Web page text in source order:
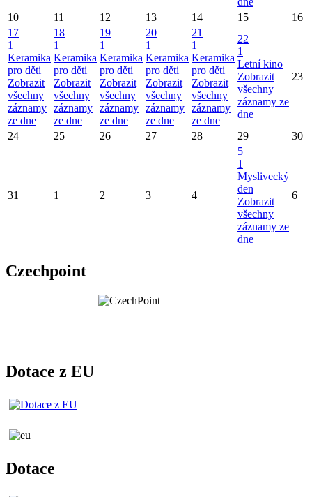
10
11 12 13 14 15
16
17
1
Keramika
pro děti
Zobrazit
všechny
záznamy
ze dne
18
1
Keramika
pro děti
Zobrazit
všechny
záznamy
ze dne
19
1
Keramika
pro děti
Zobrazit
všechny
záznamy
ze dne
20
1
Keramika
pro děti
Zobrazit
všechny
záznamy
ze dne
21
1
Keramika
pro děti
Zobrazit
všechny
záznamy
ze dne
22
1
Letní kino
Zobrazit
všechny
záznamy ze
dne
23
24 25 26 27 28 29 30
31 1 2 3 4
5
1
Myslivecký
den
Zobrazit
všechny
záznamy ze
dne
6
Czechpoint
Dotace z EU
Dotace